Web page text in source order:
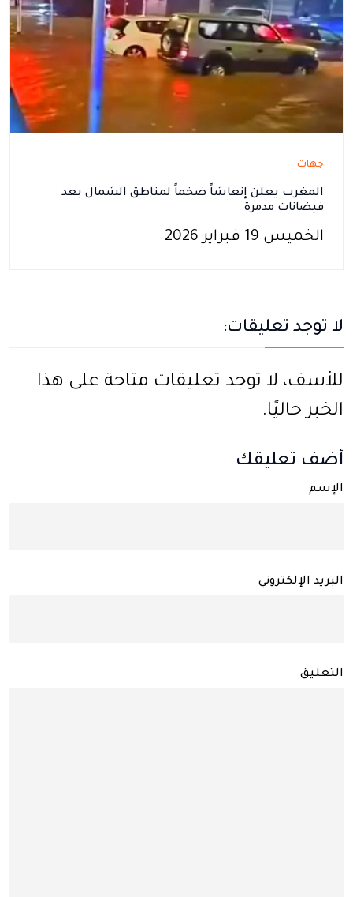
جهات
المغرب يعلن إنعاشاً ضخماً لمناطق الشمال بعد
فيضانات مدمرة
الخميس 19 فبراير 2026
لا توجد تعليقات:
للأسف، لا توجد تعليقات متاحة على هذا
الخبر حاليًا.
أضف تعليقك
الإسم
البريد الإلكتروني
التعليق